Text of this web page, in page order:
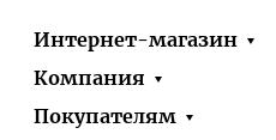
Интернет-магазин
Компания
Покупателям